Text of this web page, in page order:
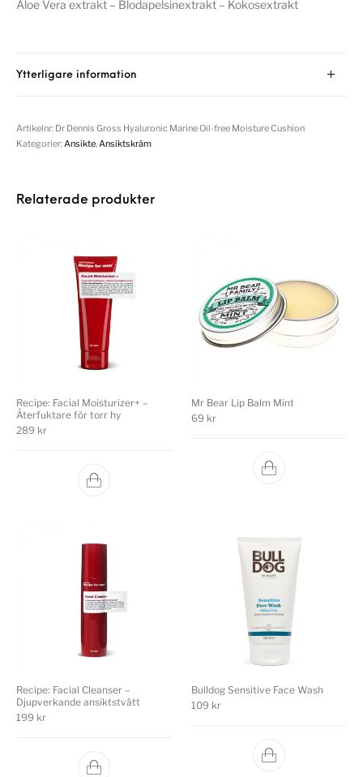
Aloe Vera extrakt – Blodapelsinextrakt – Kokosextrakt
Ytterligare information
Artikelnr: Dr Dennis Gross Hyaluronic Marine Oil-free Moisture Cushion
Kategorier: Ansikte Ansiktskräm
Relaterade produkter
Recipe: Facial Moisturizer+ –
Återfuktare för torr hy
289 kr
Mr Bear Lip Balm Mint
69 kr
Recipe: Facial Cleanser –
Djupverkande ansiktstvätt
199 kr
Bulldog Sensitive Face Wash
109 kr